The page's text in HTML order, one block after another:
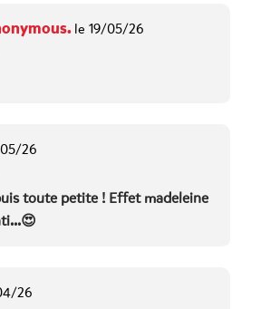
le 19/05/26
26
toute petite ! Effet madeleine
26